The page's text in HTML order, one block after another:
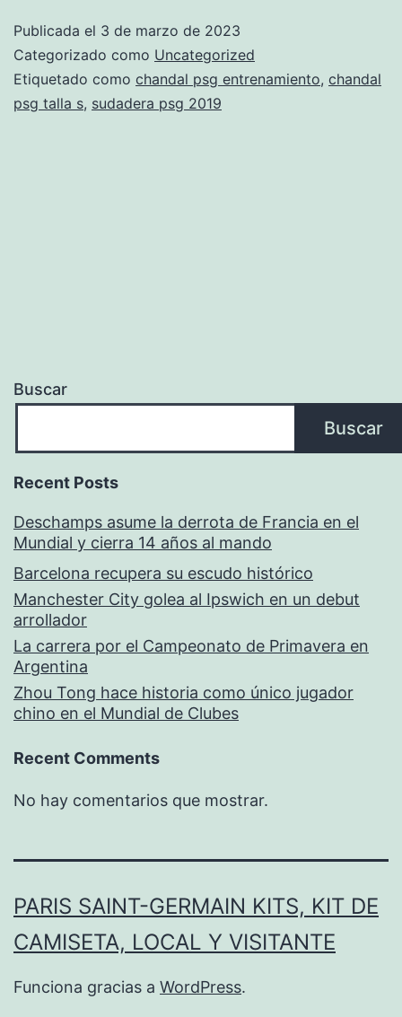
Publicada el 3 de marzo de 2023
Categorizado como Uncategorized
Etiquetado como chandal psg entrenamiento, chandal
psg talla s, sudadera psg 2019
Buscar
Buscar
Recent Posts
Deschamps asume la derrota de Francia en el
Mundial y cierra 14 años al mando
Barcelona recupera su escudo histórico
Manchester City golea al Ipswich en un debut
arrollador
La carrera por el Campeonato de Primavera en
Argentina
Zhou Tong hace historia como único jugador
chino en el Mundial de Clubes
Recent Comments
No hay comentarios que mostrar.
PARIS SAINT-GERMAIN KITS, KIT DE
CAMISETA, LOCAL Y VISITANTE
Funciona gracias a WordPress.